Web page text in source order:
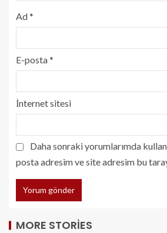
Ad*
E-posta*
İnternet sitesi
Daha sonraki yorumlarımda
posta adresim ve site adresim bu
MORE STORIES